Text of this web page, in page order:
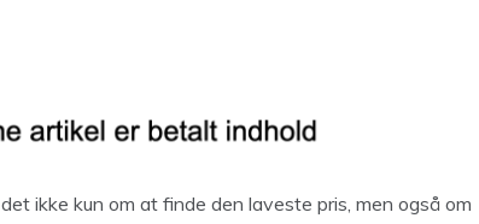
ikke kun om at finde den laveste pris, men også om